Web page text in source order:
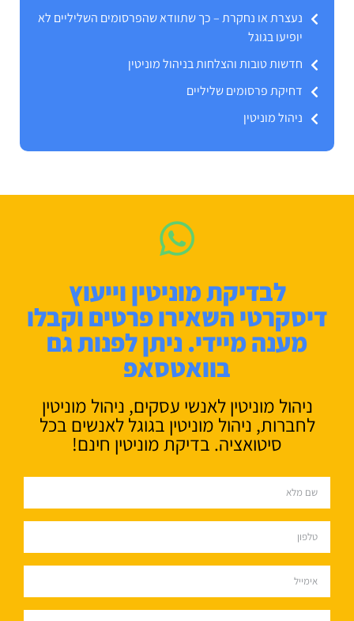
נעצרת או נחקרת – כך שתוודא שהפרסומים השליליים לא
יופיעו בגוגל
חדשות טובות והצלחות בניהול מוניטין
דחיקת פרסומים שליליים
ניהול מוניטין
לבדיקת מוניטין וייעוץ
דיסקרטי השאירו פרטים וקבלו
מענה מיידי. ניתן לפנות גם
בוואטסאפ
ניהול מוניטין לאנשי עסקים, ניהול מוניטין
לחברות, ניהול מוניטין בגוגל לאנשים בכל
סיטואציה. בדיקת מוניטין חינם!